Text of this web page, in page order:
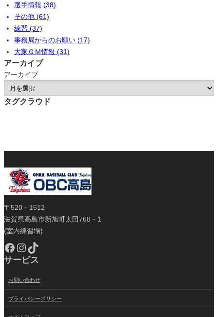
選手情報 (38)
その他 (61)
練習 (37)
事務局からのお願い (17)
大家ＧＭ情報 (31)
アーカイブ
アーカイブ
タグクラウド
〒520－1512
滋賀県高島市新旭町太田768－1
(室内練習場)
Facebook Instagram TikTok
サービス
お問い合わせ
プライバシーポリシー